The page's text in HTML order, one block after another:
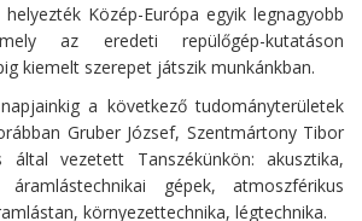
Közép-Európa egyik legnagyobb
az eredeti repülőgép-kutatáson
kiemelt szerepet játszik munkánkban.
a következő tudományterületek
Gruber József, Szentmártony Tibor
vezetett Tanszékünkön: akusztika,
áramlástechnikai gépek, atmoszférikus
környezettechnika, légtechnika.